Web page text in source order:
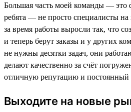
Большая часть моей команды — это
ребята — не просто специалисты на
за время работы выросли так, что
и теперь берут заказы и у других
не нужны десятки задач, они
делают качественно за счёт
отличную репутацию и постоянный
Выходите на новые